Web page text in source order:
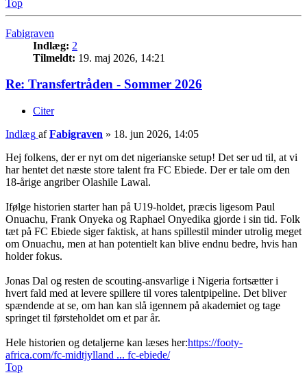
Top
Fabigraven
Indlæg: 2
Tilmeldt: 19. maj 2026, 14:21
Re: Transfertråden - Sommer 2026
Citer
Indlæg afFabigraven » 18. jun 2026, 14:05
Hej folkens, der er nyt om det nigerianske setup! Det ser ud til, at vi
har hentet det næste store talent fra FC Ebiede. Der er tale om den
18-årige angriber Olashile Lawal.
Ifølge historien starter han på U19-holdet, præcis ligesom Paul
Onuachu, Frank Onyeka og Raphael Onyedika gjorde i sin tid. Folk
tæt på FC Ebiede siger faktisk, at hans spillestil minder utrolig meget
om Onuachu, men at han potentielt kan blive endnu bedre, hvis han
holder fokus.
Jonas Dal og resten de scouting-ansvarlige i Nigeria fortsætter i
hvert fald med at levere spillere til vores talentpipeline. Det bliver
spændende at se, om han kan slå igennem på akademiet og tage
springet til førsteholdet om et par år.
Hele historien og detaljerne kan læses her:https://footy-
africa.com/fc-midtjylland ... fc-ebiede/
Top